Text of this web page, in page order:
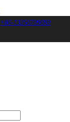
+86-13356799699